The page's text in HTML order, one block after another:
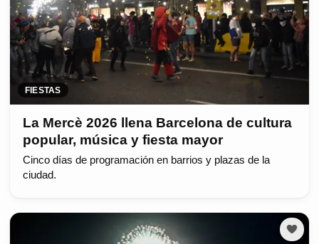
FIESTAS
La Mercè 2026 llena Barcelona de cultura
popular, música y fiesta mayor
Cinco días de programación en barrios y plazas de la
ciudad.